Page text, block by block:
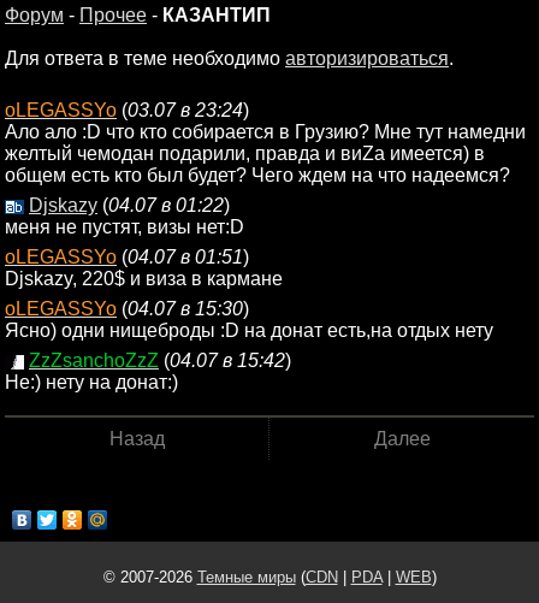
Форум - Прочее - КАЗАНТИП
Для ответа в теме необходимо авторизироваться.
oLEGASSYo (03.07 в 23:24)
Ало ало :D что кто собирается в Грузию? Мне тут намедни
желтый чемодан подарили, правда и виZа имеется) в
общем есть кто был будет? Чего ждем на что надеемся?
Djskazy (04.07 в 01:22)
меня не пустят, визы нет:D
oLEGASSYo (04.07 в 01:51)
Djskazy, 220$ и виза в кармане
oLEGASSYo (04.07 в 15:30)
Ясно) одни нищеброды :D на донат есть,на отдых нету
ZzZsanchoZzZ (04.07 в 15:42)
Не:) нету на донат:)
Назад Далее
© 2007-2026 Темные миры(CDN PDA| WEB)